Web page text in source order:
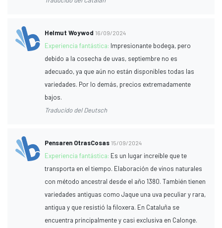
Helmut Woywod 16/09/2024
Experiencia fantástica: Impresionante bodega, pero
debido a la cosecha de uvas, septiembre no es
adecuado, ya que aún no están disponibles todas las
variedades. Por lo demás, precios extremadamente
bajos.
Traducido del Deutsch
Pensaren OtrasCosas 15/09/2024
Experiencia fantástica: Es un lugar increíble que te
transporta en el tiempo. Elaboración de vinos naturales
con método ancestral desde el año 1380. También tienen
variedades antiguas como Jaque una uva peculiar y rara,
antigua y que resistió la filoxera. En Cataluña se
encuentra principalmente y casi exclusiva en Calonge.